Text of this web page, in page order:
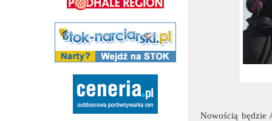
Nowością będzie